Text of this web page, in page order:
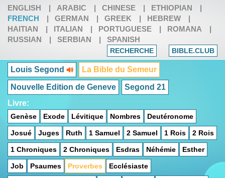
ENGLISH | ARABIC | CHINESE | ETHIOPIAN
|
FRENCH
| GERMAN | GREEK | HEBREW
|
HAITIAN
| ITALIAN | PORTUGUESE | ROMANA
|
RUSSIAN
| SERBIAN | SPANISH
RECHERCHE BIBLE.CLUB
Louis Segond La Bible du Semeur
Nouvelle Edition de Geneve
Segond 21
Livre:
Genèse Exode Lévitique Nombres Deutéronome
Josué Juges Ruth 1 Samuel 2 Samuel 1 Rois 2 Rois
1 Chroniques 2 Chroniques Esdras Néhémie Esther
Job Psaumes Proverbes Ecclésiaste